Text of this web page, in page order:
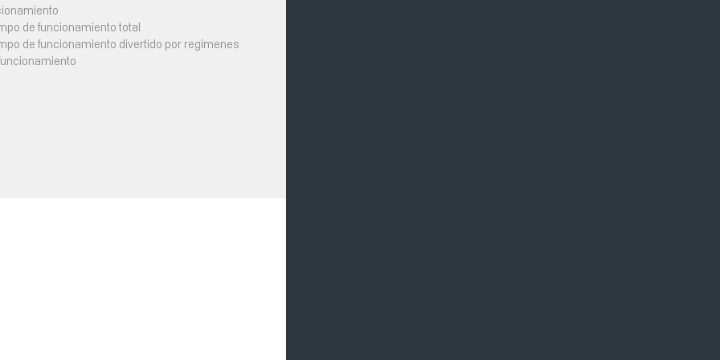
de funcionamiento total
de funcionamiento divertido por regímenes